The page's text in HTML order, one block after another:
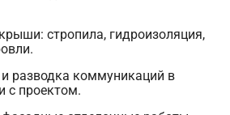
стропила, гидроизоляция,
разводка коммуникаций в
с проектом.